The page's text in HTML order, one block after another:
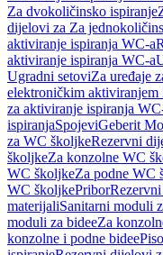
Za dvokoličinsko ispiranje
dijelovi za Za
aktiviranje ispiranja WC-a
aktiviranje ispiranja WC-a
Ugradni setoviZa uređaje
elektroničkim aktiviranjem
za aktiviranje ispiranja
ispiranjaSpojeviGeberit
za WC školjkeRezervni
školjkeZa konzolne WC
WC školjkeZa podne WC
WC školjkePribor
materijaliSanitarni moduli
moduli za bideeZa
konzolne i podne bidee